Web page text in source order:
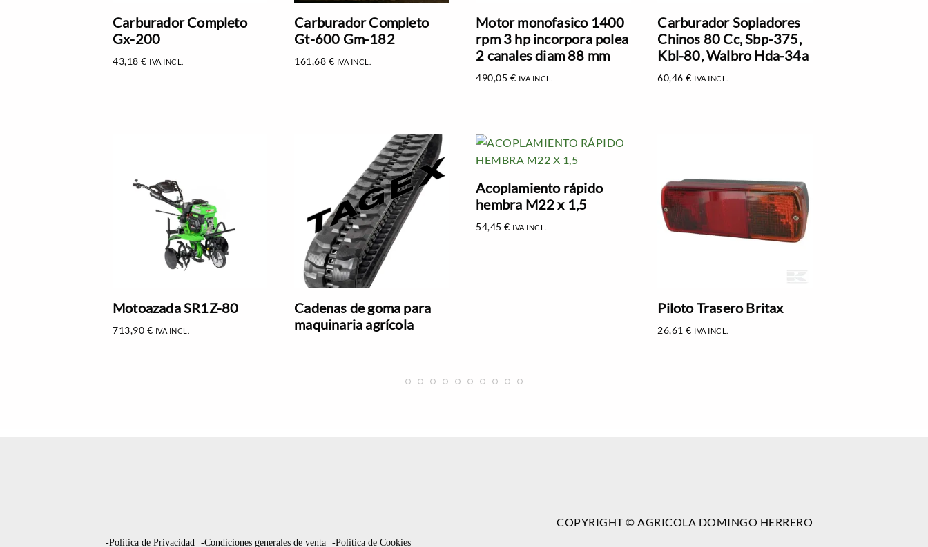
Carburador Completo
Gx-200
43,18 € IVA INCL.
Carburador Completo
Gt-600 Gm-182
161,68 € IVA INCL.
Motor monofasico 1400
rpm 3 hp incorpora polea
2 canales diam 88 mm
490,05 € IVA INCL.
Carburador Sopladores
Chinos 80 Cc, Sbp-375,
Kbl-80, Walbro Hda-34a
60,46€ IVA INCL.
Motoazada SR1Z-80
713,90 € IVA INCL.
Cadenas de goma para
maquinaria agrícola
Acoplamiento rápido
hembra M22 x 1,5
54,45€ IVA INCL.
Piloto Trasero Britax
26,61€ IVA INCL.
-Política de Privacidad -Condiciones generales de venta -Politica de Cookies
COPYRIGHT © AGRICOLA DOMINGO HERRERO